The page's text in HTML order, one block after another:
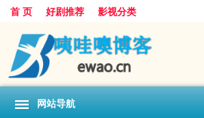
首 页 好剧推荐 影视分类
网站导航